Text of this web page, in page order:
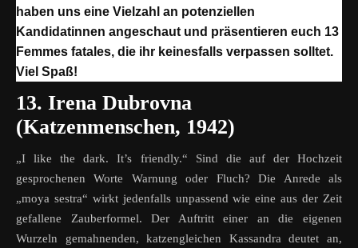
haben uns eine Vielzahl an potenziellen
Kandidatinnen angeschaut und präsentieren euch 13
Femmes fatales, die ihr keinesfalls verpassen solltet.
Viel Spaß!
13. Irena Dubrovna
(Katzenmenschen, 1942)
„I like the dark. It’s friendly.“ Sind die auf der Hochzeit
gesprochenen Worte Warnung oder Fluch? Die Anrede als
„moya sestra“ wirkt jedenfalls unpassend wie eine aus der Zeit
gefallene Zauberformel. Der Auftritt einer an die eigenen
Wurzeln gemahnenden, katzengleichen Kassandra deutet an,